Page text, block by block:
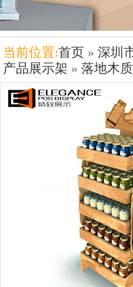
当前位置:首页 » 深圳
产品展示架 » 落地木